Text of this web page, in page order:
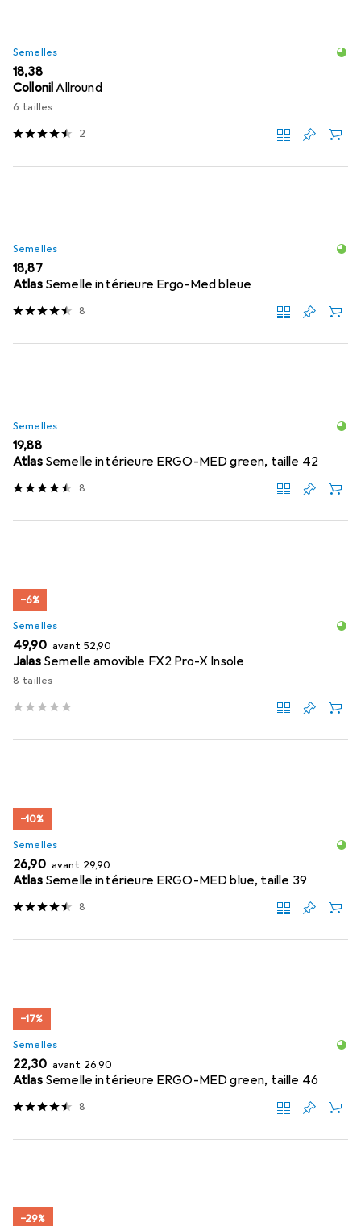
Semelles
EUR
18,38
CollonilAllround
6 tailles
2
Semelles
EUR
18,87
Atlas Semelle intérieure Ergo-Med bleue
8
Semelles
EUR
19,88
Atlas Semelle intérieure ERGO-MED green, taille 42
8
−6%
Semelles
EUR
49,90 avant EUR
52,90
Jalas Semelle amovible FX2 Pro-X Insole
8 tailles
−10%
Semelles
EUR
26,90 avant EUR
29,90
Atlas Semelle intérieure ERGO-MED blue, taille 39
8
−17%
Semelles
EUR
22,30 avant EUR
26,90
Atlas Semelle intérieure ERGO-MED green, taille 46
8
−29%